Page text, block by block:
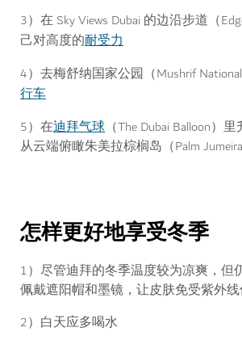
3）在 Sky Views Dubai 的边沿步道（
己对高度的耐受力
4）去梅舒纳国家公园（Mushrif
行车
5）在迪拜气球 （The Dubai Balloon）
从云端俯瞰朱美拉棕榈岛（Palm
怎样更好地享受冬季
1）尽管迪拜的冬季温度较为凉爽，但
佩戴遮阳帽和墨镜，让皮肤免受紫外
2）白天应多喝水